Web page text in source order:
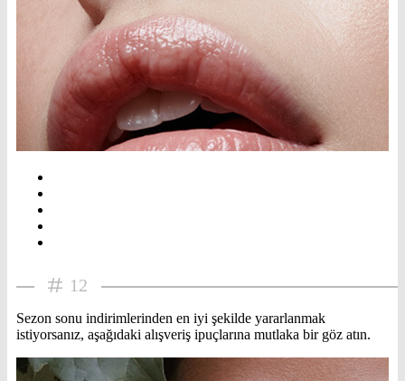
12
Sezon sonu indirimlerinden en iyi şekilde yararlanmak
istiyorsanız, aşağıdaki alışveriş ipuçlarına mutlaka bir göz atın.